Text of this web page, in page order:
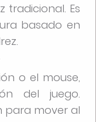
tradicional. Es
basado en
o el mouse,
del juego.
para mover al